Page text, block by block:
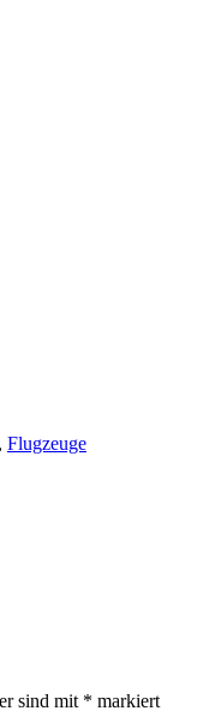
, Flugzeuge
sind mit * markiert